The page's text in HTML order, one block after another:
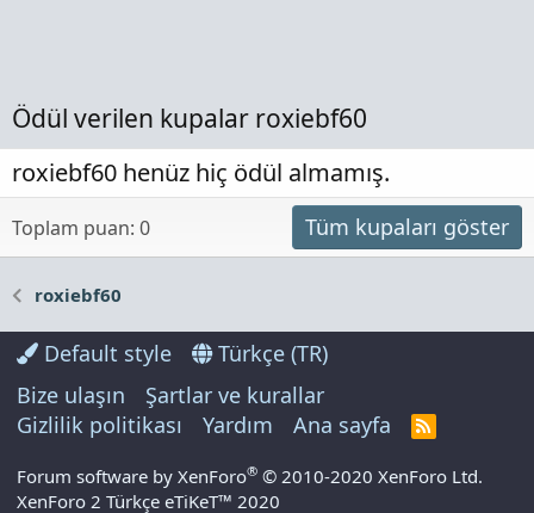
Ödül verilen kupalar roxiebf60
roxiebf60 henüz hiç ödül almamış.
Toplam puan: 0 Tüm kupaları göster
roxiebf60
Default style
Türkçe (TR)
Bize ulaşın
Şartlar ve kurallar
Gizlilik politikası
Yardım Ana sayfa
R
S
Forum software by XenForo® © 2010-2020 XenForo Ltd.
XenForo 2 Türkçe eTiKeT™ 2020